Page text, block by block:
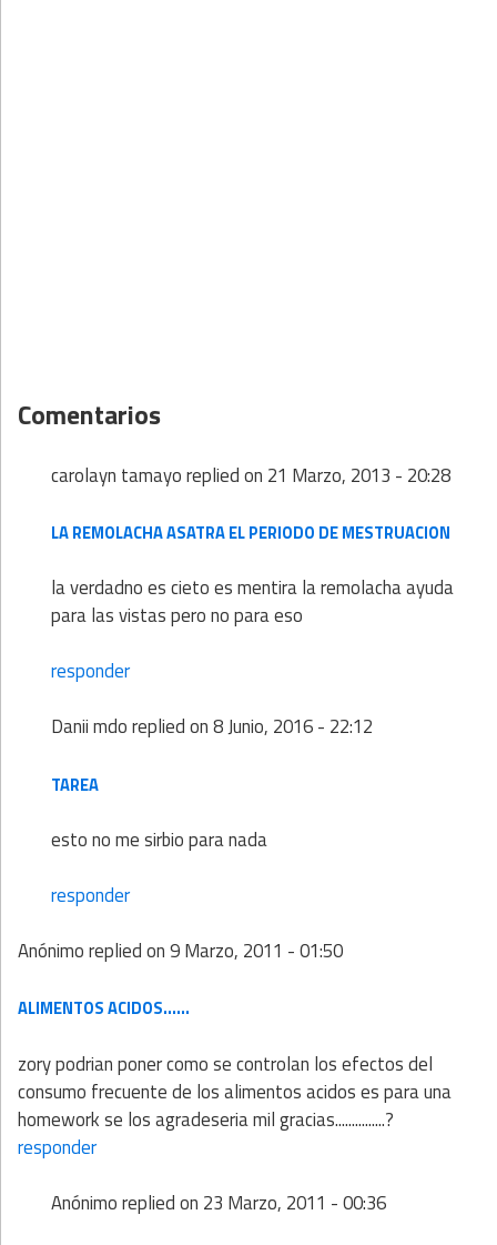
Comentarios
carolayn tamayoreplied on 21 Marzo, 2013 - 20:28
LA REMOLACHA ASATRA EL PERIODO DE MESTRUACION
la verdadno es cieto es mentira la remolacha ayuda
para las vistas pero no para eso
responder
Danii mdoreplied on8 Junio, 2016 - 22:12
TAREA
esto no me sirbio para nada
responder
Anónimoreplied on9 Marzo, 2011 - 01:50
ALIMENTOS ACIDOS......
zory podrian poner como se controlan los efectos del
consumo frecuente de los alimentos acidos es para una
homework se los agradeseria mil gracias...............?
responder
Anónimoreplied on 23 Marzo, 2011 - 00:36